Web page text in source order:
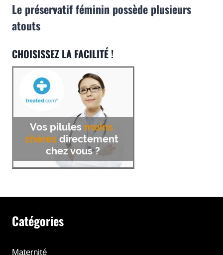
Le préservatif féminin possède plusieurs
atouts
CHOISISSEZ LA FACILITÉ !
Catégories
Maternité